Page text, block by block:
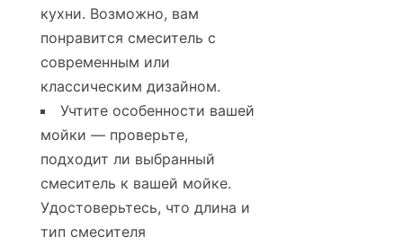
кухни. Возможно, вам
понравится смеситель с
современным или
классическим дизайном.
Учтите особенности вашей
мойки — проверьте,
подходит ли выбранный
смеситель к вашей мойке.
Удостоверьтесь, что длина и
тип смесителя